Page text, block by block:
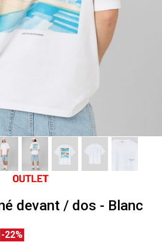
devant / dos - Blanc
-22%